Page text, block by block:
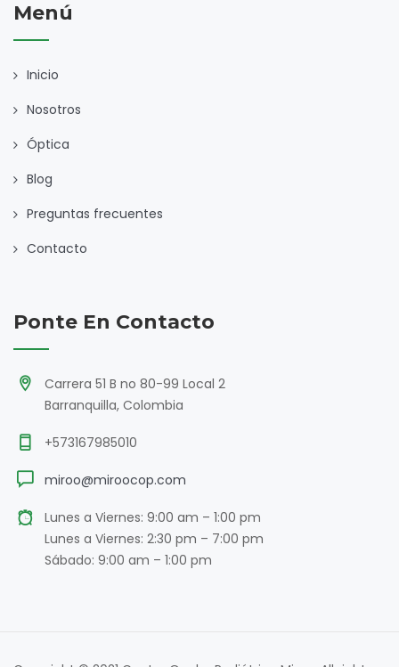
Menú
Inicio
Nosotros
Óptica
Blog
Preguntas frecuentes
Contacto
Ponte En Contacto
Carrera 51 B no 80-99 Local 2
Barranquilla, Colombia
+573167985010
miroo@miroocop.com
Lunes a Viernes: 9:00 am – 1:00 pm
Lunes a Viernes: 2:30 pm – 7:00 pm
Sábado: 9:00 am – 1:00 pm